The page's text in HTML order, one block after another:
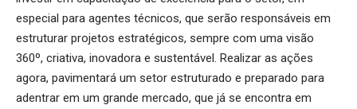
especial para agentes técnicos, que serão responsáveis em
estruturar projetos estratégicos, sempre com uma visão
360º, criativa, inovadora e sustentável. Realizar as ações
agora, pavimentará um setor estruturado e preparado para
adentrar em um grande mercado, que já se encontra em